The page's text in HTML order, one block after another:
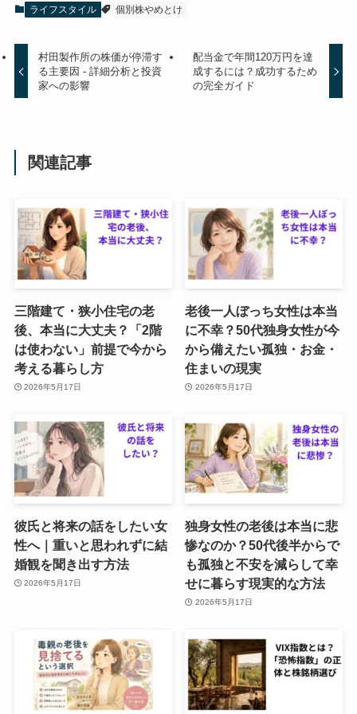
ライフスタイル 個別株やめとけ
村田製作所の株価が停滞す
る主要因 - 詳細分析と投資
家への影響
配当金で年間120万円を達
成するには？成功するため
の完全ガイド
関連記事
三階建て・狭小住宅の老
後、本当に大丈夫？「2階
は使わない」前提で今から
考える暮らし方
2026年5月17日
老後一人ぼっち女性は本当
に不幸？50代独身女性が今
から備えたい孤独・お金・
住まいの現実
2026年5月17日
彼氏と将来の話をしたい女
性へ｜重いと思われずに結
婚観を聞き出す方法
2026年5月17日
独身女性の老後は本当に悲
惨なのか？50代後半からで
も孤独と不安を減らして幸
せに暮らす現実的な方法
2026年5月17日